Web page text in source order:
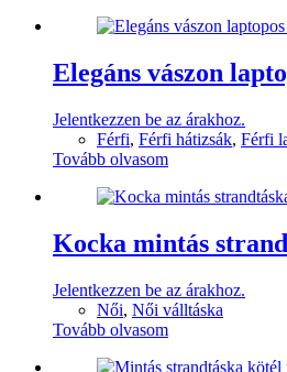
Elegáns vászon
Jelentkezzen be az árakhoz.
Férfi, Férfi hátizsák, Férfi
Tovább olvasom
Kocka mintás
Jelentkezzen be az árakhoz.
Női, Női válltáska
Tovább olvasom